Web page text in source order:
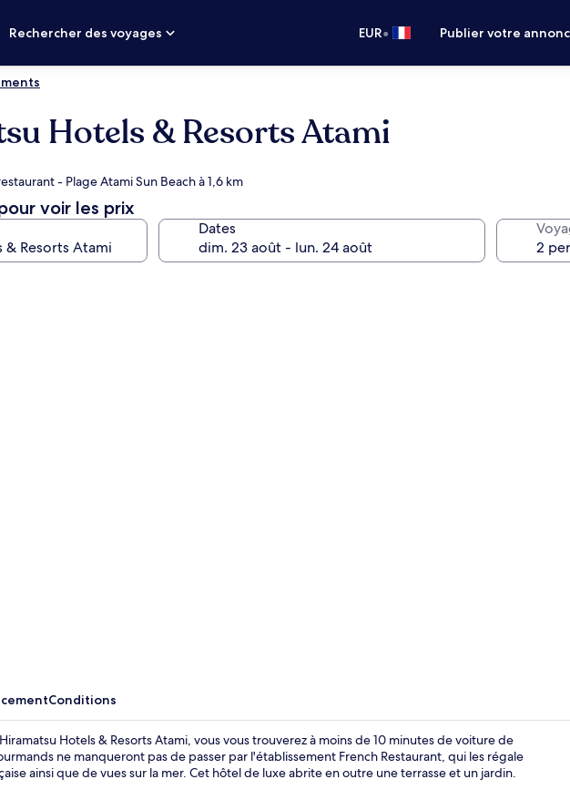
Rechercher des voyages
EUR• Publier votre
Hotels & Resorts Atami
- Plage Atami Sun Beach à 1,6 km
voir les prix
Dates
Conditions
Hotels & Resorts Atami, vous vous trouverez à moins de 10 minutes de voiture de
ne manqueront pas de passer par l'établissement French Restaurant, qui les régale
ainsi que de vues sur la mer. Cet hôtel de luxe abrite en outre une terrasse et un jardin.